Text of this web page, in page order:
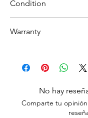
Condition
Grade A : Item will
Warranty
Start the return process
No hay
Comparte tu